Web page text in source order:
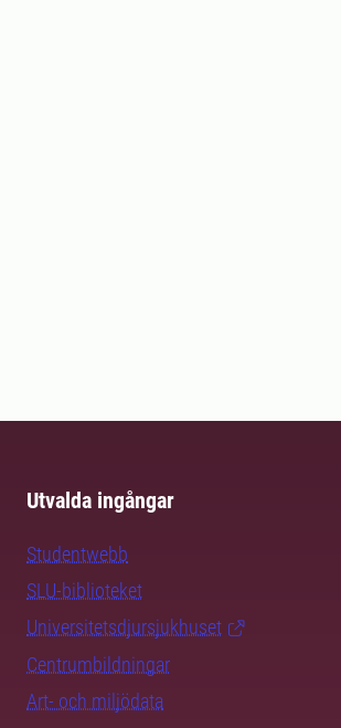
Utvalda ingångar
Studentwebb
SLU-biblioteket
Universitetsdjursjukhuset
Centrumbildningar
Art- och miljödata